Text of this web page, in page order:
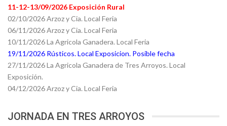
11-12-13/09/2026 Exposición Rural
02/10/2026 Arzoz y Cia. Local Feria
06/11/2026 Arzoz y Cia. Local Feria
10/11/2026 La Agricola Ganadera. Local Feria
19/11/2026 Rústicos. Local Exposicion. Posible fecha
27/11/2026 La Agricola Ganadera de Tres Arroyos. Local
Exposición.
04/12/2026 Arzoz y Cia. Local Feria
JORNADA EN TRES ARROYOS